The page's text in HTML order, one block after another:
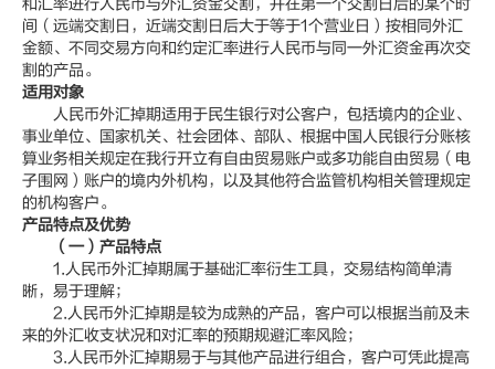
和汇率进行人民币与外汇资金交割，并在第一个交割日后的某个时
间（远端交割日，近端交割日后大于等于1个营业日）按相同外汇
金额、不同交易方向和约定汇率进行人民币与同一外汇资金再次交
割的产品。
适用对象
人民币外汇掉期适用于民生银行对公客户，包括境内的企业、
事业单位、国家机关、社会团体、部队、根据中国人民银行分账核
算业务相关规定在我行开立有自由贸易账户或多功能自由贸易（电
子围网）账户的境内外机构，以及其他符合监管机构相关管理规定
的机构客户。
产品特点及优势
（一）产品特点
1.人民币外汇掉期属于基础汇率衍生工具，交易结构简单清
晰，易于理解；
2.人民币外汇掉期是较为成熟的产品，客户可以根据当前及未
来的外汇收支状况和对汇率的预期规避汇率风险；
3.人民币外汇掉期易于与其他产品进行组合，客户可凭此提高